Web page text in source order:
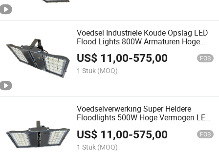
Voedsel Industriële Koude Opslag LED
Flood Lights 800W Armaturen Hoge
Bay Licht IP69K (roestvrij staal)
US$ 11,00-575,00 FOB
1 Stuk (MOQ)
Voedselverwerking Super Heldere
Floodlights 500W Hoge Vermogen LED
Floodlight (koud licht 6500K)
US$ 11,00-575,00 FOB
1 Stuk (MOQ)